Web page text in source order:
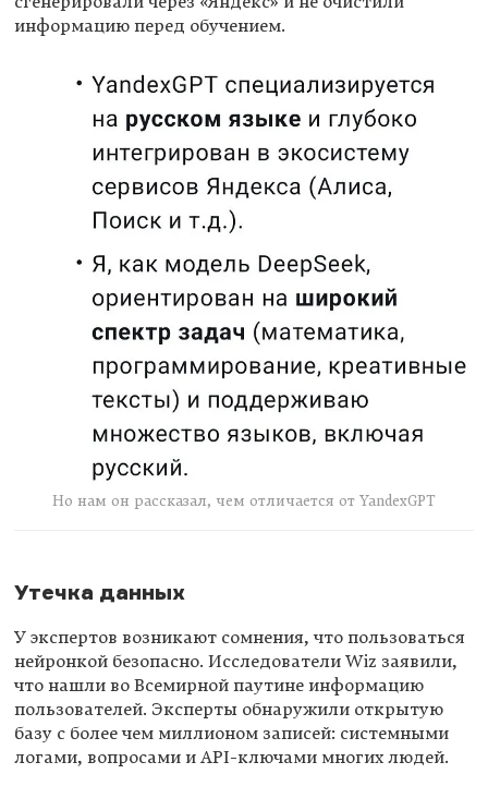
информацию перед обучением.
Но нам он рассказал, чем отличается от YandexGPT
Утечка данных
У экспертов возникают сомнения, что пользоваться
нейронкой безопасно. Исследователи Wiz заявили,
что нашли во Всемирной паутине информацию
пользователей. Эксперты обнаружили открытую
базу с более чем миллионом записей: системными
логами, вопросами и API-ключами многих людей.